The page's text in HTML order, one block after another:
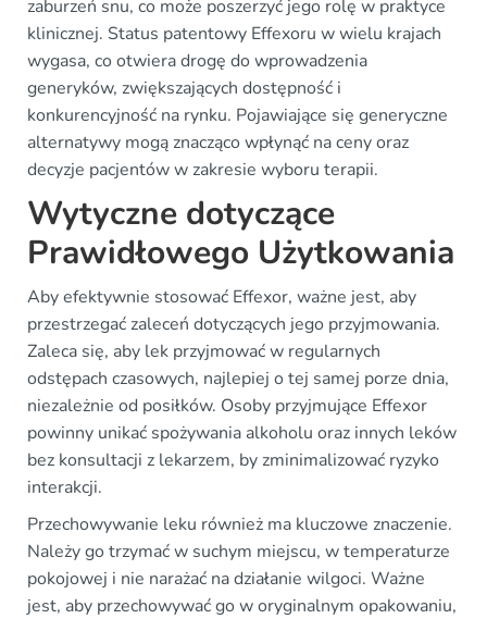
zaburzeń snu, co może poszerzyć jego rolę w praktyce
klinicznej. Status patentowy Effexoru w wielu krajach
wygasa, co otwiera drogę do wprowadzenia
generyków, zwiększających dostępność i
konkurencyjność na rynku. Pojawiające się generyczne
alternatywy mogą znacząco wpłynąć na ceny oraz
decyzje pacjentów w zakresie wyboru terapii.
Wytyczne dotyczące
Prawidłowego Użytkowania
Aby efektywnie stosować Effexor, ważne jest, aby
przestrzegać zaleceń dotyczących jego przyjmowania.
Zaleca się, aby lek przyjmować w regularnych
odstępach czasowych, najlepiej o tej samej porze dnia,
niezależnie od posiłków. Osoby przyjmujące Effexor
powinny unikać spożywania alkoholu oraz innych leków
bez konsultacji z lekarzem, by zminimalizować ryzyko
interakcji.
Przechowywanie leku również ma kluczowe znaczenie.
Należy go trzymać w suchym miejscu, w temperaturze
pokojowej i nie narażać na działanie wilgoci. Ważne
jest, aby przechowywać go w oryginalnym opakowaniu,